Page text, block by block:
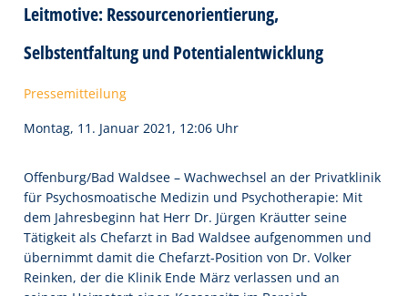
Leitmotive: Ressourcenorientierung,
Selbstentfaltung und Potentialentwicklung
Pressemitteilung
Montag, 11. Januar 2021, 12:06 Uhr
Offenburg/Bad Waldsee – Wachwechsel an der Privatklinik
für Psychosmoatische Medizin und Psychotherapie: Mit
dem Jahresbeginn hat Herr Dr. Jürgen Kräutter seine
Tätigkeit als Chefarzt in Bad Waldsee aufgenommen und
übernimmt damit die Chefarzt-Position von Dr. Volker
Reinken, der die Klinik Ende März verlassen und an